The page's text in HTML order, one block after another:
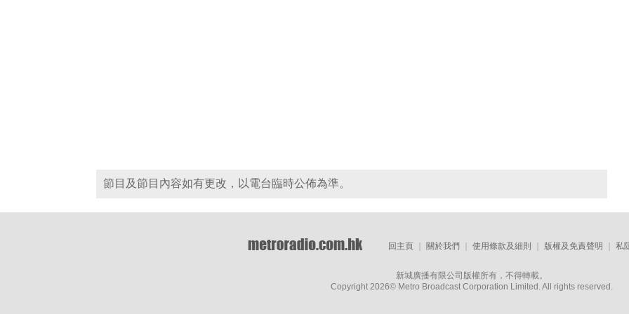
節目及節目內容如有更改，以電台臨時公佈為準。
回主頁 關於我們 使用條款及細則 版權及免責聲明 私
新城廣播有限公司版權所有，不得轉載。
Copyright 2026© Metro Broadcast Corporation Limited. All rights reserved.